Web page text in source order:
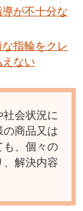
が不十分な
指輪をクレ
ない
会状況に
商品又は
も、個々の
解決内容